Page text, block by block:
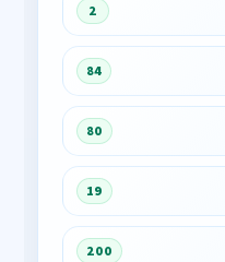
2
84
80
19
200